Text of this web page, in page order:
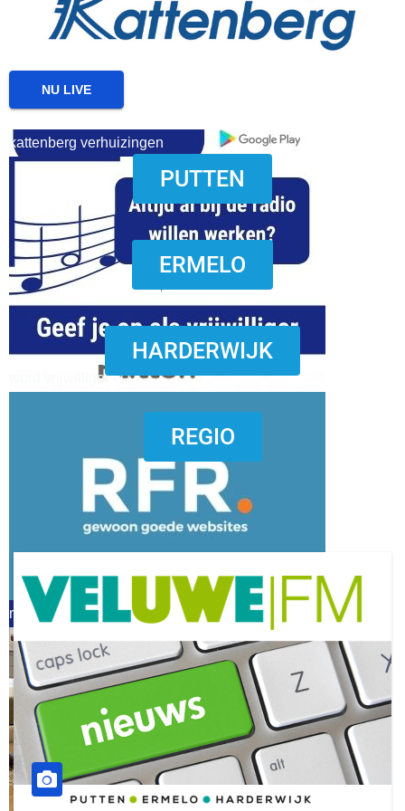
download onzze App
word vrijwilliger (1)
kattenberg verhuizingen
word vrijwilliger (1)
refreshed webdesign putten
NU LIVE
PUTTEN
ERMELO
HARDERWIJK
REGIO